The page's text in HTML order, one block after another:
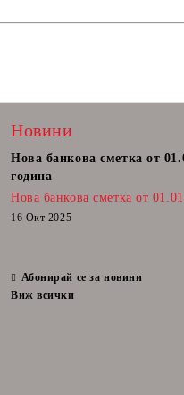
Новини
Нова банкова сметка от
година
Нова банкова сметка от
16 Окт 2025
Абонирай се за новини
Виж всички